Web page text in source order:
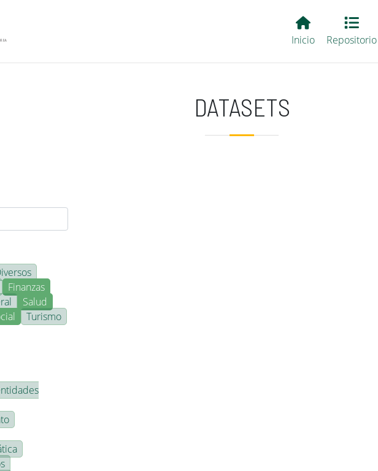
Main EvALL
Inicio Repositorio
DATASETS
Finanzas
Salud
Turismo